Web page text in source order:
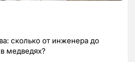
сколько от инженера до
медведях?